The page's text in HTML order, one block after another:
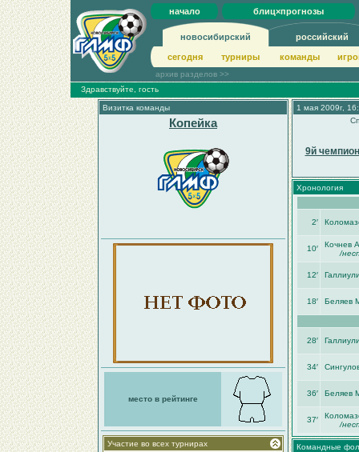
начало блиц×прогнозы
новосибирский российский
сегодня турниры команды
архив разделов >>
Здравствуйте, гость
Визитка команды
Копейка
место в рейтинге
Участие во всех турнирах
1 мая 2009г,
9й
Хронология
2′
10′
Кочнев
/
12′
18′ Беляев
28′
34′
36′ Беляев
37′
/
Командные